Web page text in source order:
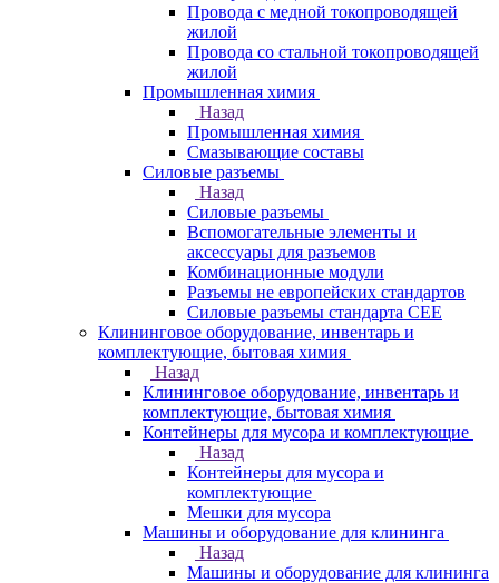
Провода с медной токопроводящей
жилой
Провода со стальной токопроводящей
жилой
Промышленная химия
Назад
Промышленная химия
Смазывающие составы
Силовые разъемы
Назад
Силовые разъемы
Вспомогательные элементы и
аксессуары для разъемов
Комбинационные модули
Разъемы не европейских стандартов
Силовые разъемы стандарта CEE
Клининговое оборудование, инвентарь и
комплектующие, бытовая химия
Назад
Клининговое оборудование, инвентарь и
комплектующие, бытовая химия
Контейнеры для мусора и комплектующие
Назад
Контейнеры для мусора и
комплектующие
Мешки для мусора
Машины и оборудование для клининга
Назад
Машины и оборудование для клининга